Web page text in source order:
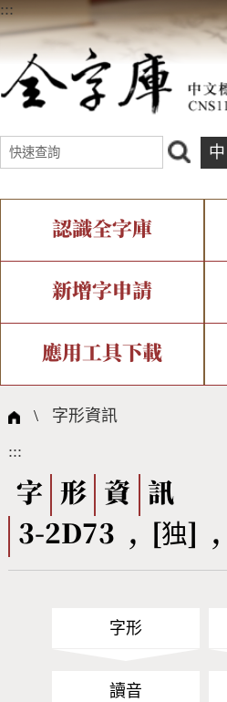
:::
中
認識全字庫
全字庫介紹
中文碼介紹
國際字碼相關組織
IDS查詢
複合查詢
筆畫查詢
筆順序查詢
CNS查詢
新增字申請
新字申請處理流程
字形即時顯示
全字庫授權
應用工具下載
個人電腦造字處理工具
字形下載
問題集
熱門查詢統計
\ 字形資訊
:::
字 形 資
訊
3-2D73 , [独] ,
字形
讀音